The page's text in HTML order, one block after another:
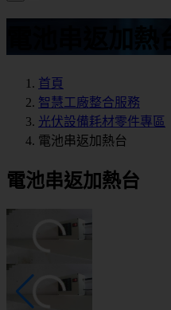
電池串返加熱台
首頁
智慧工廠整合服務
光伏設備耗材零件專區
電池串返加熱台
電池串返加熱台